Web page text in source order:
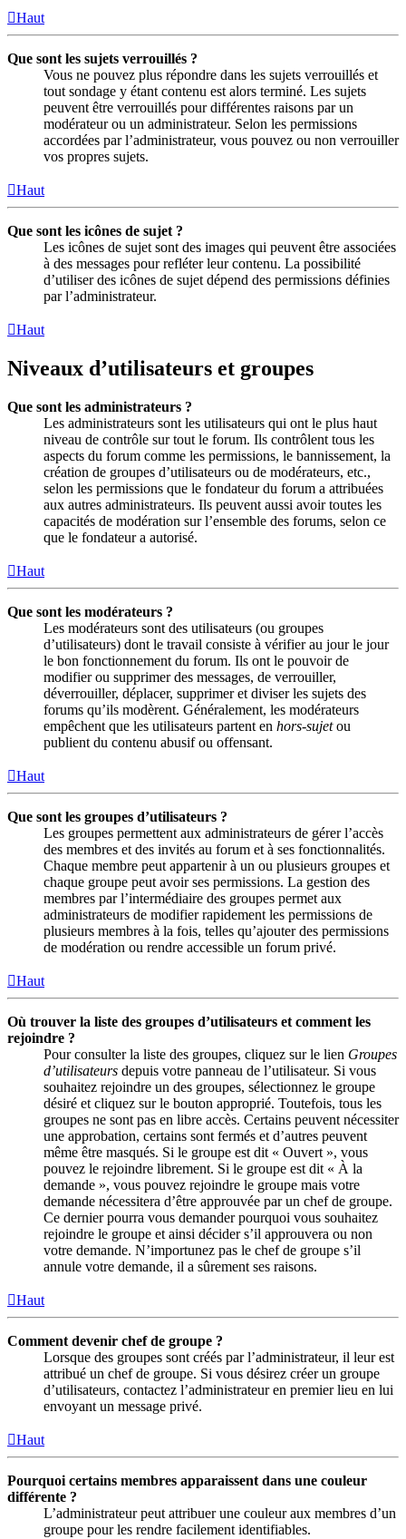
Haut
Que sont les sujets verrouillés ?
Vous ne pouvez plus répondre dans les sujets verrouillés et
tout sondage y étant contenu est alors terminé. Les sujets
peuvent être verrouillés pour différentes raisons par un
modérateur ou un administrateur. Selon les permissions
accordées par l’administrateur, vous pouvez ou non verrouiller
vos propres sujets.
Haut
Que sont les icônes de sujet ?
Les icônes de sujet sont des images qui peuvent être associées
à des messages pour refléter leur contenu. La possibilité
d’utiliser des icônes de sujet dépend des permissions définies
par l’administrateur.
Haut
Niveaux d’utilisateurs et groupes
Que sont les administrateurs ?
Les administrateurs sont les utilisateurs qui ont le plus haut
niveau de contrôle sur tout le forum. Ils contrôlent tous les
aspects du forum comme les permissions, le bannissement, la
création de groupes d’utilisateurs ou de modérateurs, etc.,
selon les permissions que le fondateur du forum a attribuées
aux autres administrateurs. Ils peuvent aussi avoir toutes les
capacités de modération sur l’ensemble des forums, selon ce
que le fondateur a autorisé.
Haut
Que sont les modérateurs ?
Les modérateurs sont des utilisateurs (ou groupes
d’utilisateurs) dont le travail consiste à vérifier au jour le jour
le bon fonctionnement du forum. Ils ont le pouvoir de
modifier ou supprimer des messages, de verrouiller,
déverrouiller, déplacer, supprimer et diviser les sujets des
forums qu’ils modèrent. Généralement, les modérateurs
empêchent que les utilisateurs partent en hors-sujetou
publient du contenu abusif ou offensant.
Haut
Que sont les groupes d’utilisateurs ?
Les groupes permettent aux administrateurs de gérer l’accès
des membres et des invités au forum et à ses fonctionnalités.
Chaque membre peut appartenir à un ou plusieurs groupes et
chaque groupe peut avoir ses permissions. La gestion des
membres par l’intermédiaire des groupes permet aux
administrateurs de modifier rapidement les permissions de
plusieurs membres à la fois, telles qu’ajouter des permissions
de modération ou rendre accessible un forum privé.
Haut
Où trouver la liste des groupes d’utilisateurs et comment les
rejoindre ?
Pour consulter la liste des groupes, cliquez sur le lien Groupes
d’utilisateurs depuis votre panneau de l’utilisateur. Si vous
souhaitez rejoindre un des groupes, sélectionnez le groupe
désiré et cliquez sur le bouton approprié. Toutefois, tous les
groupes ne sont pas en libre accès. Certains peuvent nécessiter
une approbation, certains sont fermés et d’autres peuvent
même être masqués. Si le groupe est dit « Ouvert », vous
pouvez le rejoindre librement. Si le groupe est dit « À la
demande », vous pouvez rejoindre le groupe mais votre
demande nécessitera d’être approuvée par un chef de groupe.
Ce dernier pourra vous demander pourquoi vous souhaitez
rejoindre le groupe et ainsi décider s’il approuvera ou non
votre demande. N’importunez pas le chef de groupe s’il
annule votre demande, il a sûrement ses raisons.
Haut
Comment devenir chef de groupe ?
Lorsque des groupes sont créés par l’administrateur, il leur est
attribué un chef de groupe. Si vous désirez créer un groupe
d’utilisateurs, contactez l’administrateur en premier lieu en lui
envoyant un message privé.
Haut
Pourquoi certains membres apparaissent dans une couleur
différente ?
L’administrateur peut attribuer une couleur aux membres d’un
groupe pour les rendre facilement identifiables.